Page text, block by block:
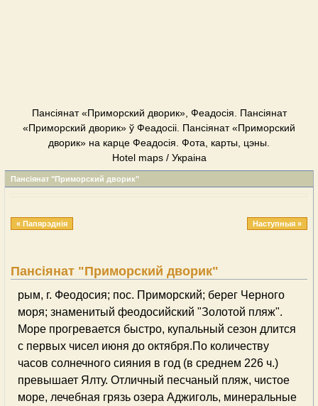
Пансіянат «Приморский дворик», Феадосія. Пансіянат
«Приморский дворик» ў Феадосіі. Пансіянат «Приморский
дворик» на карце Феадосія. Фота, карты, цэны.
Hotel maps / Украіна
Пансіянат "Приморский дворик"
« Папярэднія Наступныя »
Пансіянат "Приморский дворик"
рым, г. Феодосия; пос. Приморский; берег Черного
моря; знаменитый феодосийский "Золотой пляж".
Море прогревается быстро, купальный сезон длится
с первых чисел июня до октября.По количеству
часов солнечного сияния в год (в среднем 226 ч.)
превышает Ялту. Отличный песчаный пляж, чистое
море, лечебная грязь озера Аджиголь, минеральные